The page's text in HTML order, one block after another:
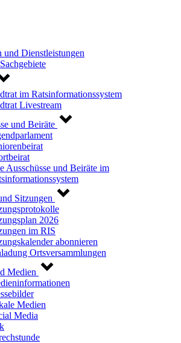
und Dienstleistungen
im Ratsinformationssystem
Livestream
und Beiräte
Ausschüsse und Beiräte im
Sitzungen
2026
im RIS
abonnieren
Ortsversammlungen
Medien
Medien
Media